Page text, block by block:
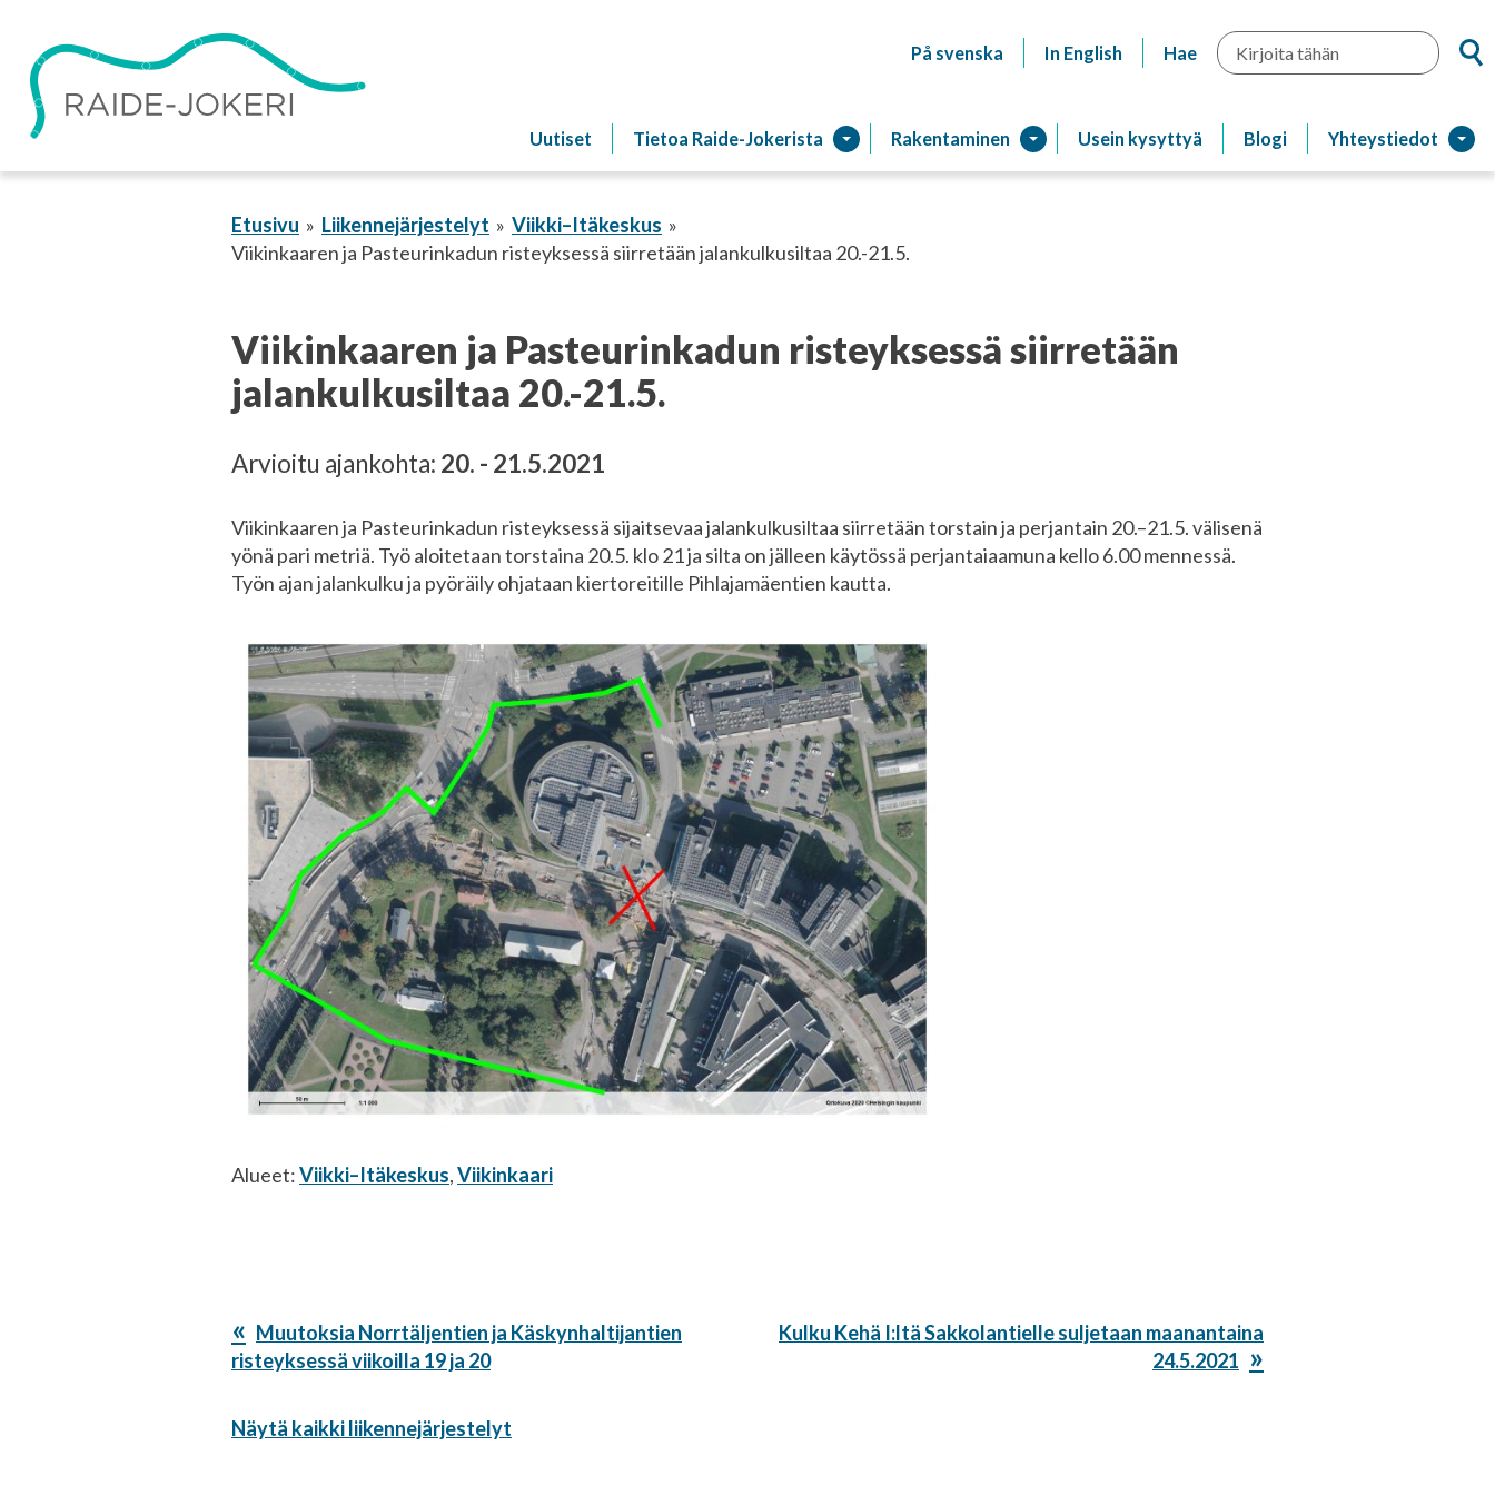
sisältöön
På svenska In English Hae Hae
Uutiset Tietoa Raide-Jokerista Raitiotien
Rakentaminen Usein kysyttyä Blogi Yhteystiedot
Etusivu Liikennejärjestelyt
Viikki–Itäkeskus
Viikinkaaren ja Pasteurinkadun risteyksessä siirretään jalankulkusiltaa 20.-21.5.
Viikinkaaren ja Pasteurinkadun risteyksessä siirretään
jalankulkusiltaa 20.-21.5.
Arvioitu ajankohta: 20. - 21.5.2021
Viikinkaaren ja Pasteurinkadun risteyksessä sijaitsevaa jalankulkusiltaa siirretään torstain ja perjantain 20.–21.5. välisenä
yönä pari metriä. Työ aloitetaan torstaina 20.5. klo 21 ja silta on jälleen käytössä perjantaiaamuna kello 6.00 mennessä.
Työn ajan jalankulku ja pyöräily ohjataan kiertoreitille Pihlajamäentien kautta.
Alueet:Viikki–Itäkeskus,Viikinkaari
Edellinen
artikkeli:
Muutoksia Norrtäljentien ja Käskynhaltijantien
risteyksessä viikoilla 19 ja 20
Seuraava
Kulku Kehä I:ltä Sakkolantielle suljetaan maanantaina
24.5.2021
Näytä kaikki liikennejärjestelyt